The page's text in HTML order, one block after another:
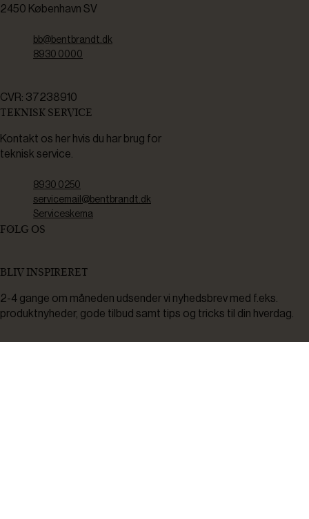
2450 København SV
bb@bentbrandt.dk
8930 0000
CVR: 37238910
TEKNISK SERVICE
Kontakt os her hvis du har brug for
teknisk service.
8930 0250
servicemail@bentbrandt.dk
Serviceskema
FØLG OS
BLIV INSPIRERET
2-4 gange om måneden udsender vi nyhedsbrev med f.eks.
produktnyheder, gode tilbud samt tips og tricks til din hverdag.